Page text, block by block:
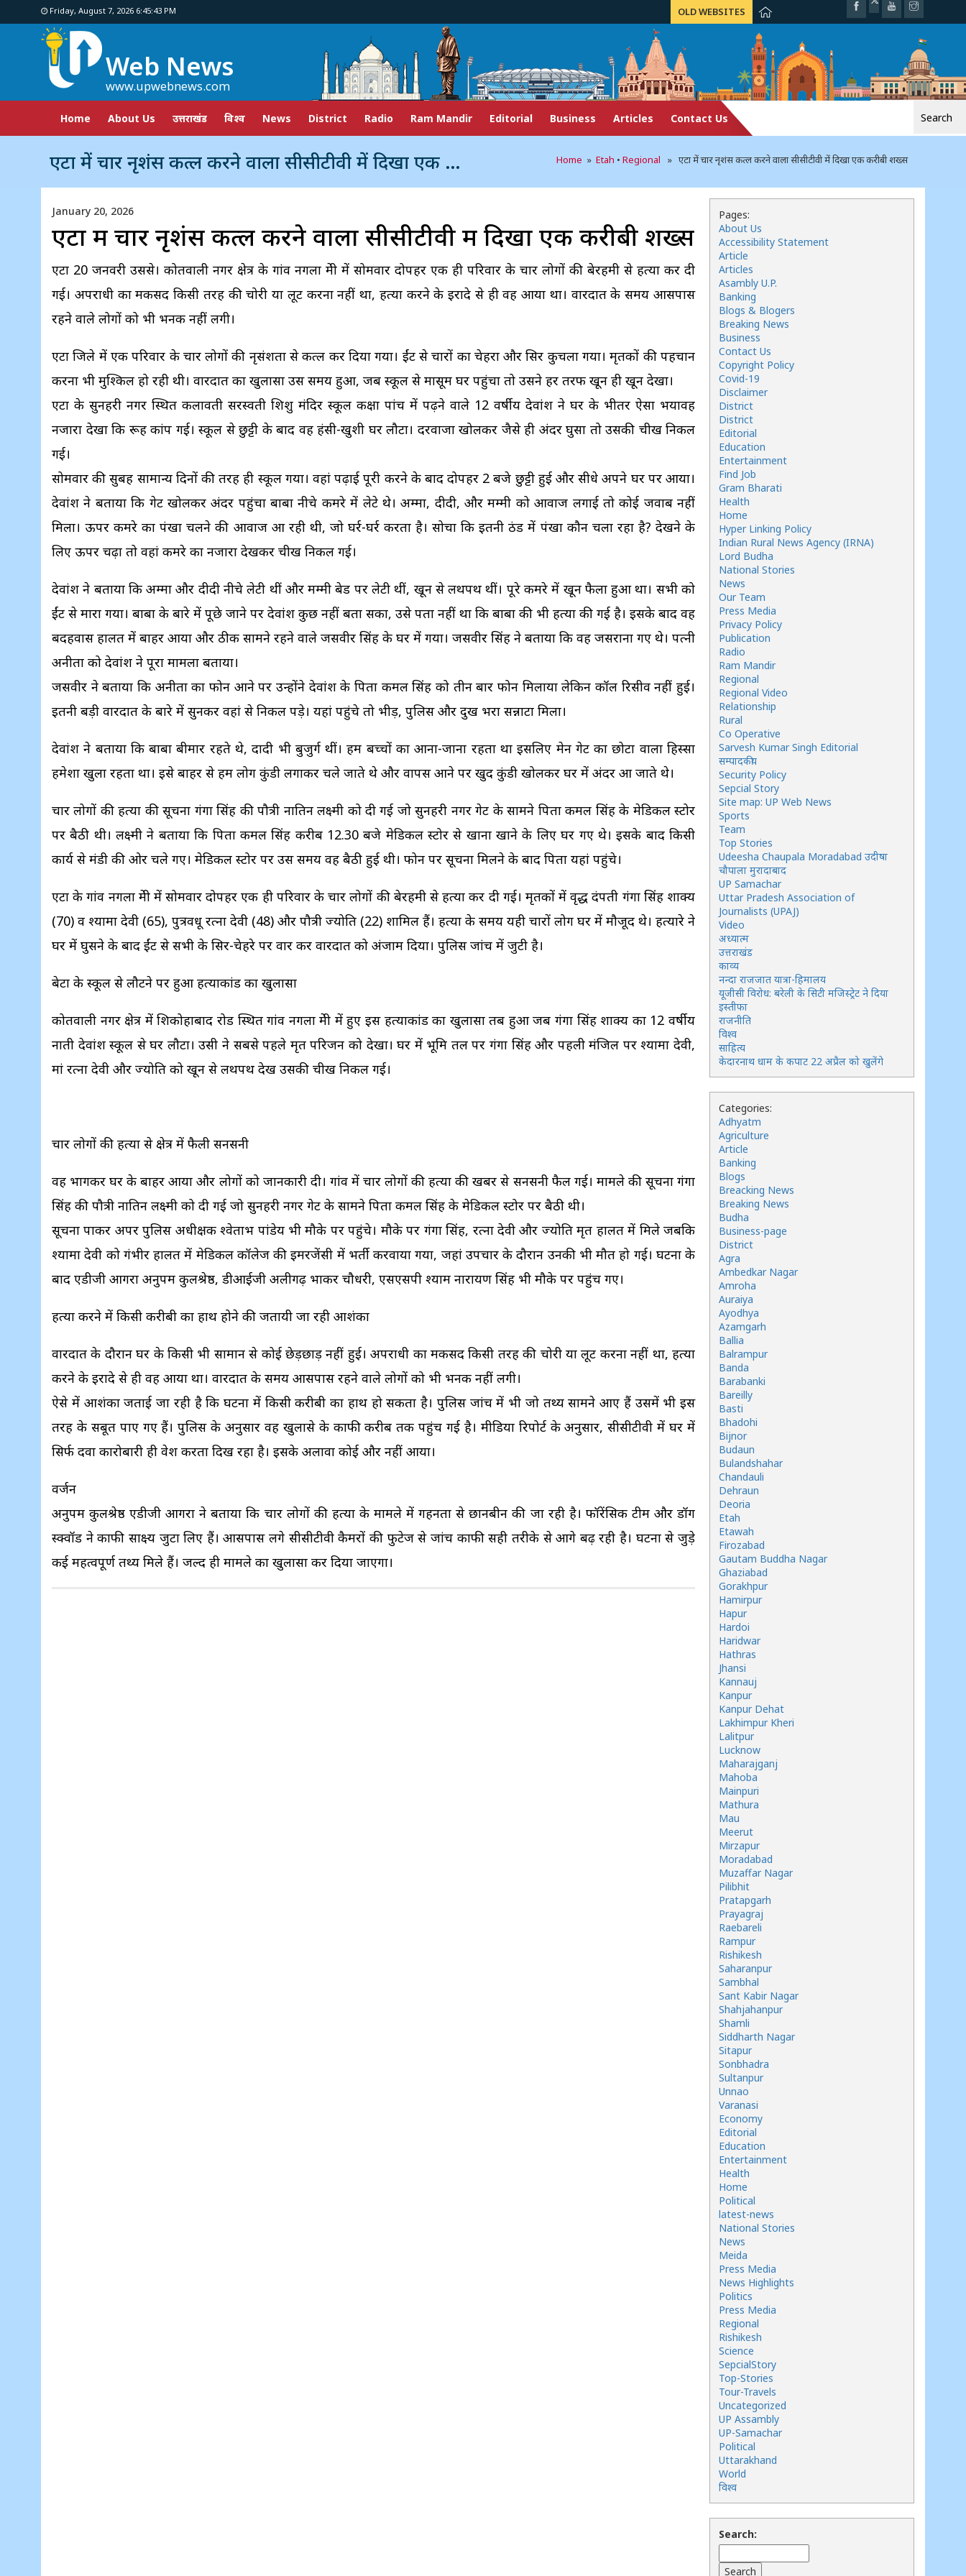
Friday, August 7, 2026 6:45:44 PM OLD WEBSITES
Web News
www.upwebnews.com
Home About Us उत्तराखंड विश्व News District Radio Ram Mandir Editorial Business Articles Contact Us
एटा में चार नृशंस कत्ल करने वाला सीसीटीवी में दिखा एक करीबी शख्स Home » Etah • Regional » एटा में चार नृशंस कत्ल करने वाला सीसीटीवी में दिखा एक करीबी शख्स
January 20, 2026
एटा में चार नृशंस कत्ल करने वाला सीसीटीवी में दिखा एक करीबी शख्स
एटा 20 जनवरी उप्रससे। कोतवाली नगर क्षेत्र के गांव नगला प्रेमी में सोमवार दोपहर एक ही परिवार के चार लोगों की बेरहमी से हत्या कर दी
गई। अपराधी का मकसद किसी तरह की चोरी या लूट करना नहीं था, हत्या करने के इरादे से ही वह आया था। वारदात के समय आसपास
रहने वाले लोगों को भी भनक नहीं लगी।
एटा जिले में एक परिवार के चार लोगों की नृसंशता से कत्ल कर दिया गया। ईंट से चारों का चेहरा और सिर कुचला गया। मृतकों की पहचान
करना भी मुश्किल हो रही थी। वारदात का खुलासा उस समय हुआ, जब स्कूल से मासूम घर पहुंचा तो उसने हर तरफ खून ही खून देखा।
एटा के सुनहरी नगर स्थित कलावती सरस्वती शिशु मंदिर स्कूल कक्षा पांच में पढ़ने वाले 12 वर्षीय देवांश ने घर के भीतर ऐसा भयावह
नजारा देखा कि रूह कांप गई। स्कूल से छुट्टी के बाद वह हंसी-खुशी घर लौटा। दरवाजा खोलकर जैसे ही अंदर घुसा तो उसकी चीख निकल
गई।
सोमवार की सुबह सामान्य दिनों की तरह ही स्कूल गया। वहां पढ़ाई पूरी करने के बाद दोपहर 2 बजे छुट्टी हुई और सीधे अपने घर पर आया।
देवांश ने बताया कि गेट खोलकर अंदर पहुंचा बाबा नीचे कमरे में लेटे थे। अम्मा, दीदी, और मम्मी को आवाज लगाई तो कोई जवाब नहीं
मिला। ऊपर कमरे का पंखा चलने की आवाज आ रही थी, जो घर्र-घर्र करता है। सोचा कि इतनी ठंड में पंखा कौन चला रहा है? देखने के
लिए ऊपर चढ़ा तो वहां कमरे का नजारा देखकर चीख निकल गई।
देवांश ने बताया कि अम्मा और दीदी नीचे लेटी थीं और मम्मी बेड पर लेटी थीं, खून से लथपथ थीं। पूरे कमरे में खून फैला हुआ था। सभी को
ईंट से मारा गया। बाबा के बारे में पूछे जाने पर देवांश कुछ नहीं बता सका, उसे पता नहीं था कि बाबा की भी हत्या की गई है। इसके बाद वह
बदहवास हालत में बाहर आया और ठीक सामने रहने वाले जसवीर सिंह के घर में गया। जसवीर सिंह ने बताया कि वह जसराना गए थे। पत्नी
अनीता को देवांश ने पूरा मामला बताया।
जसवीर ने बताया कि अनीता का फोन आने पर उन्होंने देवांश के पिता कमल सिंह को तीन बार फोन मिलाया लेकिन कॉल रिसीव नहीं हुई।
इतनी बड़ी वारदात के बारे में सुनकर वहां से निकल पड़े। यहां पहुंचे तो भीड़, पुलिस और दुख भरा सन्नाटा मिला।
देवांश ने बताया कि बाबा बीमार रहते थे, दादी भी बुजुर्ग थीं। हम बच्चों का आना-जाना रहता था इसलिए मेन गेट का छोटा वाला हिस्सा
हमेशा खुला रहता था। इसे बाहर से हम लोग कुंडी लगाकर चले जाते थे और वापस आने पर खुद कुंडी खोलकर घर में अंदर आ जाते थे।
चार लोगों की हत्या की सूचना गंगा सिंह की पौत्री नातिन लक्ष्मी को दी गई जो सुनहरी नगर गेट के सामने पिता कमल सिंह के मेडिकल स्टोर
पर बैठी थी। लक्ष्मी ने बताया कि पिता कमल सिंह करीब 12.30 बजे मेडिकल स्टोर से खाना खाने के लिए घर गए थे। इसके बाद किसी
कार्य से मंडी की ओर चले गए। मेडिकल स्टोर पर उस समय वह बैठी हुई थी। फोन पर सूचना मिलने के बाद पिता यहां पहुंचे।
एटा के गांव नगला प्रेमी में सोमवार दोपहर एक ही परिवार के चार लोगों की बेरहमी से हत्या कर दी गई। मृतकों में वृद्ध दंपती गंगा सिंह शाक्य
(70) व श्यामा देवी (65), पुत्रवधू रत्ना देवी (48) और पौत्री ज्योति (22) शामिल हैं। हत्या के समय यही चारों लोग घर में मौजूद थे। हत्यारे ने
घर में घुसने के बाद ईंट से सभी के सिर-चेहरे पर वार कर वारदात को अंजाम दिया। पुलिस जांच में जुटी है।
बेटा के स्कूल से लौटने पर हुआ हत्याकांड का खुलासा
कोतवाली नगर क्षेत्र में शिकोहाबाद रोड स्थित गांव नगला प्रेमी में हुए इस हत्याकांड का खुलासा तब हुआ जब गंगा सिंह शाक्य का 12 वर्षीय
नाती देवांश स्कूल से घर लौटा। उसी ने सबसे पहले मृत परिजन को देखा। घर में भूमि तल पर गंगा सिंह और पहली मंजिल पर श्यामा देवी,
मां रत्ना देवी और ज्योति को खून से लथपथ देख उसकी चीख निकल गई।
चार लोगों की हत्या से क्षेत्र में फैली सनसनी
वह भागकर घर के बाहर आया और लोगों को जानकारी दी। गांव में चार लोगों की हत्या की खबर से सनसनी फैल गई। मामले की सूचना गंगा
सिंह की पौत्री नातिन लक्ष्मी को दी गई जो सुनहरी नगर गेट के सामने पिता कमल सिंह के मेडिकल स्टोर पर बैठी थी।
सूचना पाकर अपर पुलिस अधीक्षक श्वेताभ पांडेय भी मौके पर पहुंचे। मौके पर गंगा सिंह, रत्ना देवी और ज्योति मृत हालत में मिले जबकि
श्यामा देवी को गंभीर हालत में मेडिकल कॉलेज की इमरजेंसी में भर्ती करवाया गया, जहां उपचार के दौरान उनकी भी मौत हो गई। घटना के
बाद एडीजी आगरा अनुपम कुलश्रेष्ठ, डीआईजी अलीगढ़ प्रभाकर चौधरी, एसएसपी श्याम नारायण सिंह भी मौके पर पहुंच गए।
हत्या करने में किसी करीबी का हाथ होने की जतायी जा रही आशंका
वारदात के दौरान घर के किसी भी सामान से कोई छेड़छाड़ नहीं हुई। अपराधी का मकसद किसी तरह की चोरी या लूट करना नहीं था, हत्या
करने के इरादे से ही वह आया था। वारदात के समय आसपास रहने वाले लोगों को भी भनक नहीं लगी।
ऐसे में आशंका जताई जा रही है कि घटना में किसी करीबी का हाथ हो सकता है। पुलिस जांच में भी जो तथ्य सामने आए हैं उसमें भी इस
तरह के सबूत पाए गए हैं। पुलिस के अनुसार वह खुलासे के काफी करीब तक पहुंच गई है। मीडिया रिपोर्ट के अनुसार, सीसीटीवी में घर में
सिर्फ दवा कारोबारी ही प्रवेश करता दिख रहा है। इसके अलावा कोई और नहीं आया।
वर्जन
अनुपम कुलश्रेष्ठ एडीजी आगरा ने बताया कि चार लोगों की हत्या के मामले में गहनता से छानबीन की जा रही है। फॉरेंसिक टीम और डॉग
स्क्वॉड ने काफी साक्ष्य जुटा लिए हैं। आसपास लगे सीसीटीवी कैमरों की फुटेज से जांच काफी सही तरीके से आगे बढ़ रही है। घटना से जुड़े
कई महत्वपूर्ण तथ्य मिले हैं। जल्द ही मामले का खुलासा कर दिया जाएगा।
Pages:
About Us
Accessibility Statement
Article
Articles
Asambly U.P.
Banking
Blogs & Blogers
Breaking News
Business
Contact Us
Copyright Policy
Covid-19
Disclaimer
District
District
Editorial
Education
Entertainment
Find Job
Gram Bharati
Health
Home
Hyper Linking Policy
Indian Rural News Agency (IRNA)
Lord Budha
National Stories
News
Our Team
Press Media
Privacy Policy
Publication
Radio
Ram Mandir
Regional
Regional Video
Relationship
Rural
Co Operative
Sarvesh Kumar Singh Editorial
सम्पादकीय
Security Policy
Sepcial Story
Site map: UP Web News
Sports
Team
Top Stories
Udeesha Chaupala Moradabad उदीषा
चौपाला मुरादाबाद
UP Samachar
Uttar Pradesh Association of
Journalists (UPAJ)
Video
अध्यात्म
उत्तराखंड
काव्य
नन्दा राजजात यात्रा-हिमालय
यूजीसी विरोध: बरेली के सिटी मजिस्ट्रेट ने दिया
इस्तीफा
राजनीति
विश्व
साहित्य
केदारनाथ धाम के कपाट 22 अप्रैल को खुलेंगे
Categories:
Adhyatm
Agriculture
Article
Banking
Blogs
Breacking News
Breaking News
Budha
Business-page
District
Agra
Ambedkar Nagar
Amroha
Auraiya
Ayodhya
Azamgarh
Ballia
Balrampur
Banda
Barabanki
Bareilly
Basti
Bhadohi
Bijnor
Budaun
Bulandshahar
Chandauli
Dehraun
Deoria
Etah
Etawah
Firozabad
Gautam Buddha Nagar
Ghaziabad
Gorakhpur
Hamirpur
Hapur
Hardoi
Haridwar
Hathras
Jhansi
Kannauj
Kanpur
Kanpur Dehat
Lakhimpur Kheri
Lalitpur
Lucknow
Maharajganj
Mahoba
Mainpuri
Mathura
Mau
Meerut
Mirzapur
Moradabad
Muzaffar Nagar
Pilibhit
Pratapgarh
Prayagraj
Raebareli
Rampur
Rishikesh
Saharanpur
Sambhal
Sant Kabir Nagar
Shahjahanpur
Shamli
Siddharth Nagar
Sitapur
Sonbhadra
Sultanpur
Unnao
Varanasi
Economy
Editorial
Education
Entertainment
Health
Home
Political
latest-news
National Stories
News
Meida
Press Media
News Highlights
Politics
Press Media
Regional
Rishikesh
Science
SepcialStory
Top-Stories
Tour-Travels
Uncategorized
UP Assambly
UP-Samachar
Political
Uttarakhand
World
विश्व
Search: